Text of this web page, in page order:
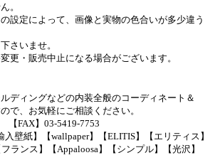
。
設定によって、画像と実物の色合いが多少違う
さいませ。
更・販売中止になる場合がございます。
ディングなどの内装全般のコーディネート＆
で、お気軽にご相談ください。
【FAX】03-5419-7753
壁紙】【wallpaper】【ELITIS】【エリティス】
フランス】【Appaloosa】【シンプル】【光沢】